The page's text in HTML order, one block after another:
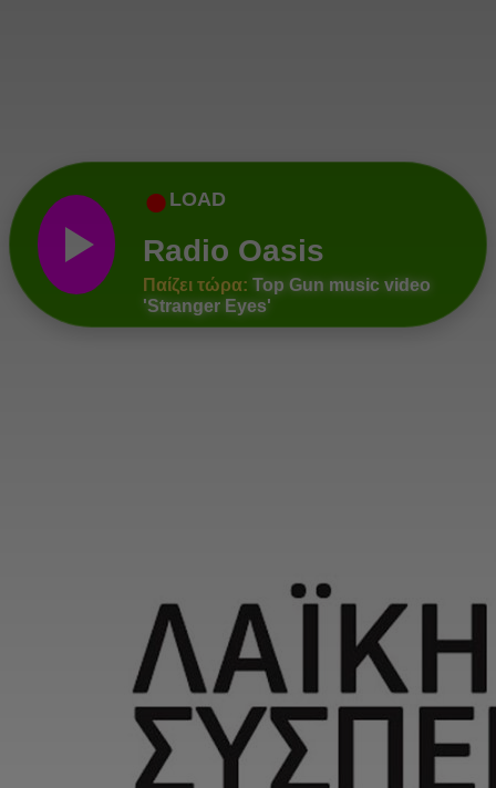
● LOAD
Radio Oasis
Παίζει τώρα: Top Gun music video
'Stranger Eyes'